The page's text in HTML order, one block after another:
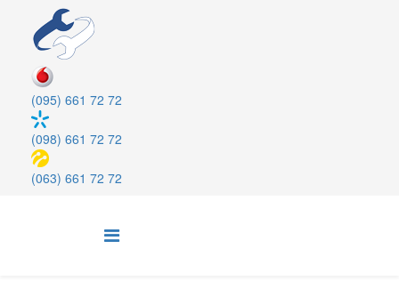
(095) 661 72 72
(098) 661 72 72
(063) 661 72 72